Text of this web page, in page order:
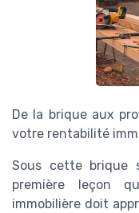
De la brique aux
votre rentabilité
Sous cette brique
première leçon
immobilière doit